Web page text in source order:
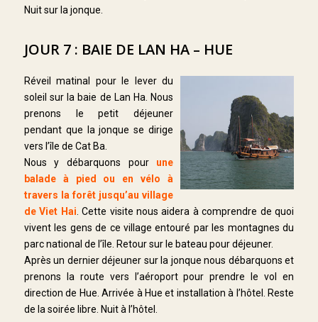
Nuit sur la jonque.
JOUR 7 : BAIE DE LAN HA – HUE
Réveil matinal pour le lever du
soleil sur la baie de Lan Ha. Nous
prenons le petit déjeuner
pendant que la jonque se dirige
vers l’île de Cat Ba.
Nous y débarquons pour une
balade à pied ou en vélo à
travers la forêt jusqu’au village
de Viet Hai. Cette visite nous aidera à comprendre de quoi
vivent les gens de ce village entouré par les montagnes du
parc national de l’île. Retour sur le bateau pour déjeuner.
Après un dernier déjeuner sur la jonque nous débarquons et
prenons la route vers l’aéroport pour prendre le vol en
direction de Hue. Arrivée à Hue et installation à l’hôtel. Reste
de la soirée libre. Nuit à l’hôtel.